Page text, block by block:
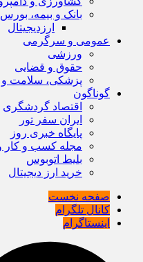
بانک و بیمه،
ارزدیجیتال
عمومی و سرگرمی
ورزشی
حقوق و قضایی
پزشکی، سلامت و
گوناگون
اقتصاد گردشگری
ایران سفر تور
پایگاه خبری روز
مجله کسب و کار
بلیط اتوبوس
خرید ارز دیجیتال
صفحه نخست
کانال تلگرام
اینستاگرام